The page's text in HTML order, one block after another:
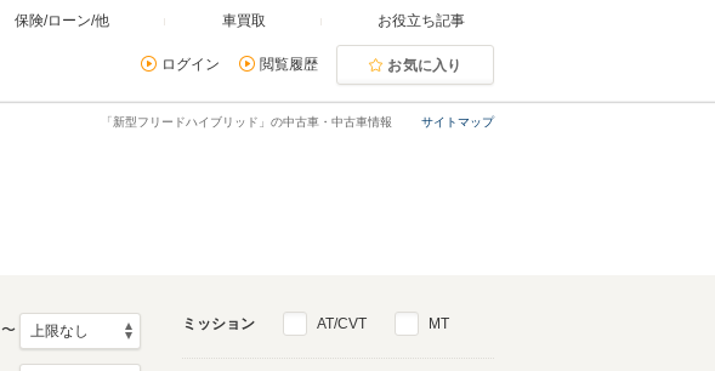
保険/ローン/他 車買取 お役立ち記事
ログイン 閲覧履歴 お気に入り
サイトマップ
「新型フリードハイブリッド」の中古車・中古車情報
〜 ミッション AT/CVT MT